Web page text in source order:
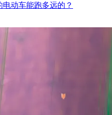
动车能跑多远的？